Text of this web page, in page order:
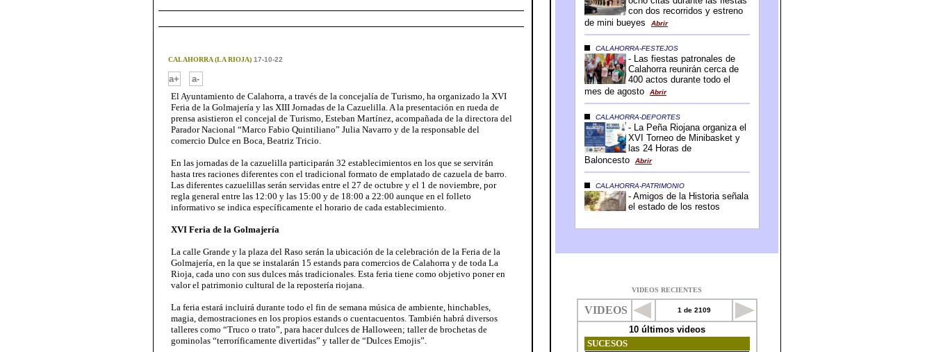
CALAHORRA (LA RIOJA)17-10-22
a+
a-
El Ayuntamiento de Calahorra, a través de la concejalía de Turismo, ha organizado la XVI
Feria de la Golmajería y las XIII Jornadas de la Cazuelilla. A la presentación en rueda de
prensa asistieron el concejal de Turismo, Esteban Martínez, acompañada de la directora del
Parador Nacional “Marco Fabio Quintiliano” Julia Navarro y de la responsable del
comercio Dulce en Boca, Beatriz Tricio.
En las jornadas de la cazuelilla participarán 32 establecimientos en los que se servirán
hasta tres raciones diferentes con el tradicional formato de emplatado de cazuela de barro.
Las diferentes cazuelillas serán servidas entre el 27 de octubre y el 1 de noviembre, por
regla general entre las 12:00 y las 15:00 y de 18:00 a 22:00 aunque en el folleto
informativo se indica específicamente el horario de cada establecimiento.
XVI Feria de la Golmajería
La calle Grande y la plaza del Raso serán la ubicación de la celebración de la Feria de la
Golmajería, en la que se instalarán 15 estands para comercios de Calahorra y de toda La
Rioja, cada uno con sus dulces más tradicionales. Esta feria tiene como objetivo poner en
valor el patrimonio cultural de la repostería riojana.
La feria estará incluirá durante todo el fin de semana música de ambiente, hinchables,
magia, demostraciones en los propios estands o cuentacuentos. También habrá diversos
talleres como “Truco o trato”, para hacer dulces de Halloween; taller de brochetas de
gominolas “terroríficamente divertidas” y taller de “Dulces Emojis”.
VIDEOS RECIENTES